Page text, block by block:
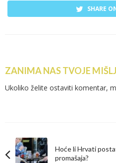
SHARE
ZANIMA NAS TVOJE
Ukoliko želite ostaviti komentar,
Hoće li Hrvati
promašaja?